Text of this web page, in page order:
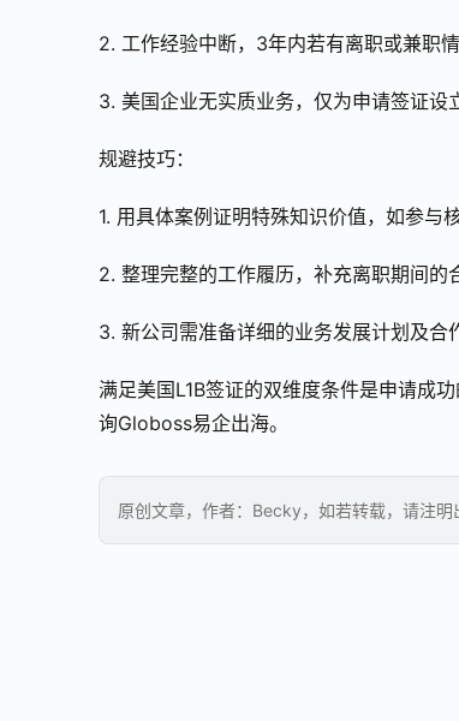
2. 工作经验中断，3年内若有离职或兼职
3. 美国企业无实质业务，仅为申请签证设
规避技巧：
1. 用具体案例证明特殊知识价值，如参与
2. 整理完整的工作履历，补充离职期间的
3. 新公司需准备详细的业务发展计划及合
满足美国L1B签证的双维度条件是申请成
询Globoss易企出海。
原创文章，作者：Becky，如若转载，请注明